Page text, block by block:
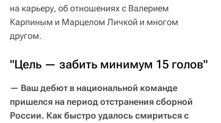
на карьеру, об отношениях с Валерием
Карпиным и Марцелом Личкой и многом
другом.
"Цель — забить минимум 15 голов"
— Ваш дебют в национальной команде
пришелся на период отстранения сборной
России. Как быстро удалось смириться с